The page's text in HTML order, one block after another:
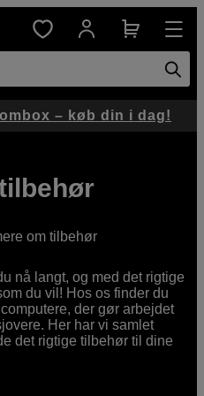
om tilbehør
nå langt, og med det rigtige
du vil! Hos os finder du
der gør arbejdet
Her har vi samlet
det rigtige tilbehør til dine
– køb din i dag!